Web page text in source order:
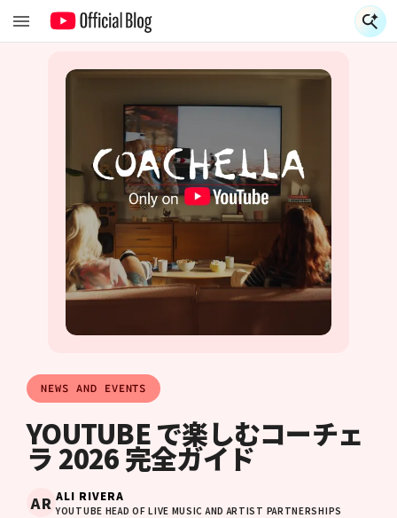
NEWS AND EVENTS
YOUTUBE で楽しむコーチェ
ラ 2026 完全ガイド
AR ALI RIVERA
YOUTUBE HEAD OF LIVE MUSIC AND ARTIST PARTNERSHIPS